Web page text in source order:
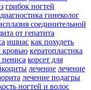
грибок ногтей
диагностика гинеколог
соединительной
от гепатита
ишиас как похудеть
кровью кератопластика
пениса корсет для
лечение лечение
лечение подагры
ногтей и волос